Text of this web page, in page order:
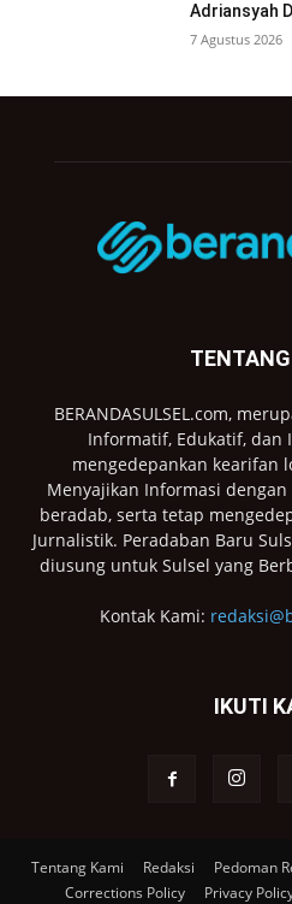
Adriansyah
7 Agustus 2026
BERANDASULSEL.com,
Informatif, Edukatif, dan
mengedepankan kearifan
Menyajikan Informasi
beradab, serta tetap
Jurnalistik. Peradaban Baru
diusung untuk Sulsel yang
Kontak Kami:
IKUTI
Tentang Kami Redaksi Pedoman
Corrections Policy
Privacy